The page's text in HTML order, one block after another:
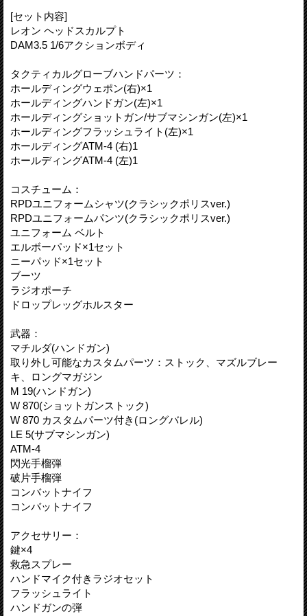
[セット内容]
レオン ヘッドスカルプト
DAM3.5 1/6アクションボディ
タクティカルグローブハンドパーツ：
ホールディングウェポン(右)×1
ホールディングハンドガン(左)×1
ホールディングショットガン/サブマシンガン(左)×1
ホールディングフラッシュライト(左)×1
ホールディングATM-4 (右)1
ホールディングATM-4 (左)1
コスチューム：
RPDユニフォームシャツ(クラシックポリスver.)
RPDユニフォームパンツ(クラシックポリスver.)
ユニフォーム ベルト
エルボーパッド×1セット
ニーパッド×1セット
ブーツ
ラジオポーチ
ドロップレッグホルスター
武器：
マチルダ(ハンドガン)
取り外し可能なカスタムパーツ：ストック、マズルブレー
キ、ロングマガジン
M 19(ハンドガン)
W 870(ショットガンストック)
W 870 カスタムパーツ付き(ロングバレル)
LE 5(サブマシンガン)
ATM-4
閃光手榴弾
破片手榴弾
コンバットナイフ
コンバットナイフ
アクセサリー：
鍵×4
救急スプレー
ハンドマイク付きラジオセット
フラッシュライト
ハンドガンの弾